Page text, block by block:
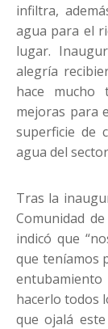
infiltra,
agua para el
lugar.
alegría
hace mucho
mejoras para
superficie de
agua del
Tras la
Comunidad
indicó que
que teníamos
hacerlo todos
que ojalá